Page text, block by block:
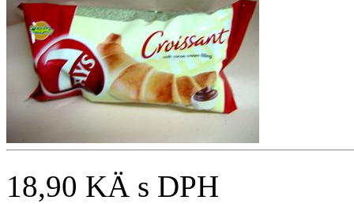
18,90 KÄ s DPH